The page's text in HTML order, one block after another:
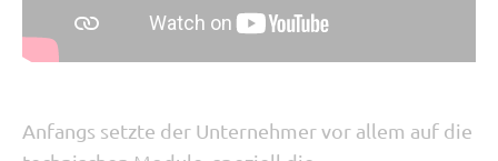
Anfangs setzte der Unternehmer vor allem auf die